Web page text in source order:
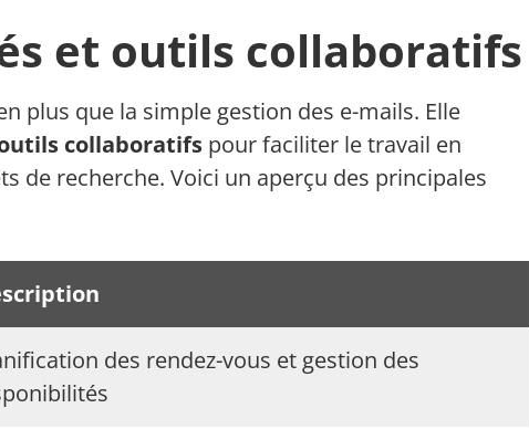
et outils collaboratifs
plus que la simple gestion des e-mails. Elle
collaboratifs pour faciliter le travail en
de recherche. Voici un aperçu des principales
des rendez-vous et gestion des